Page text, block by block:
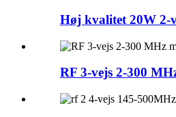
Høj kvalitet 20W 2-
RF 3-vejs 2-300